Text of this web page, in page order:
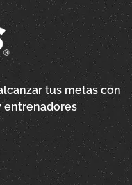
tus metas con
entrenadores